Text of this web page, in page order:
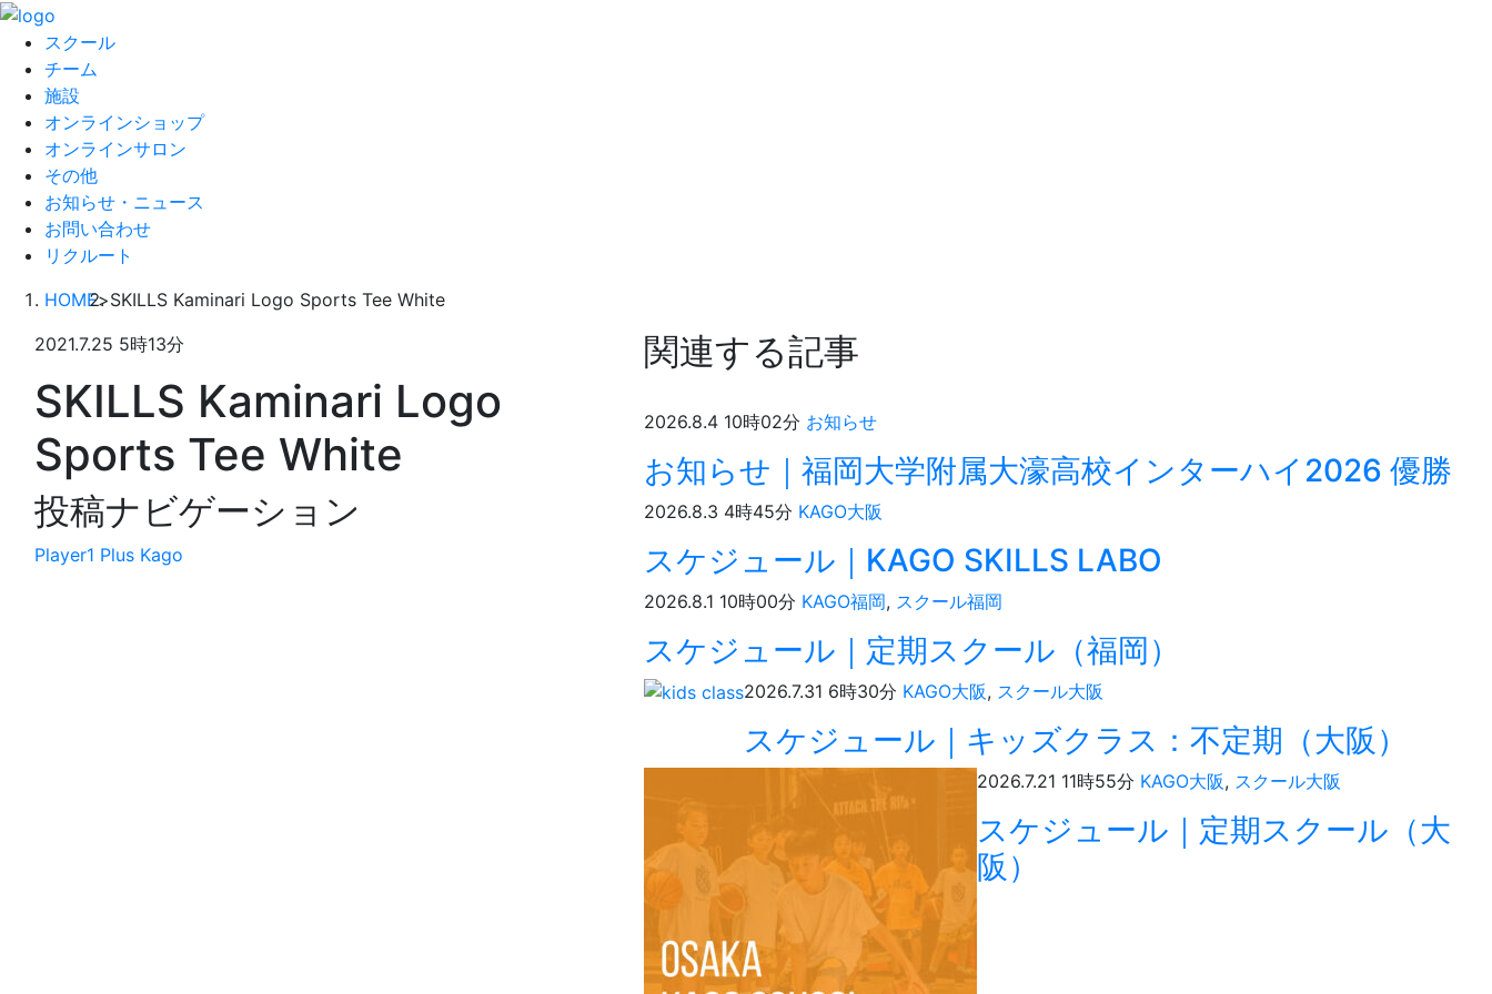
スクール
チーム
施設
オンラインショップ
オンラインサロン
その他
お知らせ・ニュース
お問い合わせ
リクルート
HOME>SKILLS Kaminari Logo Sports Tee White
2021.7.25 5時13分
SKILLS Kaminari Logo
Sports Tee White
投稿ナビゲーション
Player1 Plus Kago
関連する記事
2026.8.4 10時02分 お知らせ
お知らせ｜福岡大学附属大濠高校インターハイ2026 優勝
2026.8.3 4時45分 KAGO大阪
スケジュール｜KAGO SKILLS LABO
2026.8.1 10時00分 KAGO福岡, スクール福岡
スケジュール｜定期スクール（福岡）
2026.7.31 6時30分 KAGO大阪, スクール大阪
スケジュール｜キッズクラス：不定期（大阪）
2026.7.21 11時55分 KAGO大阪, スクール大阪
スケジュール｜定期スクール（大
阪）